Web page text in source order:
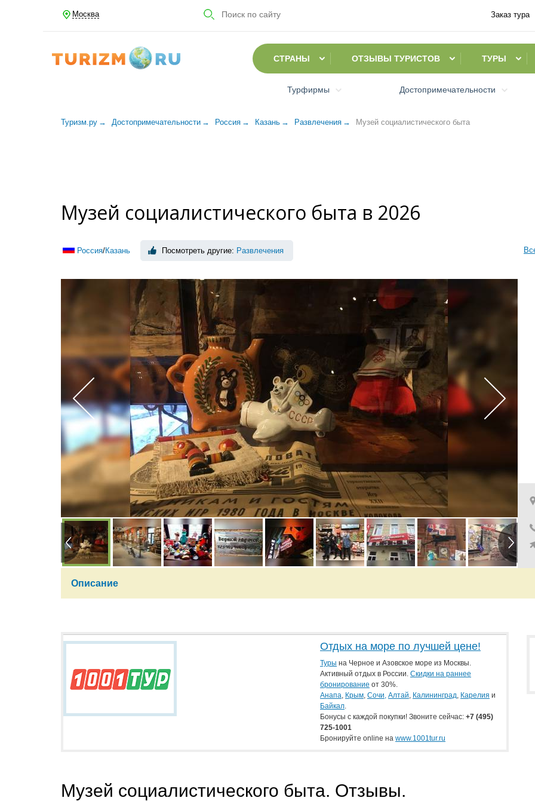
Москва Заказ тура
СТРАНЫ ОТЗЫВЫ ТУРИСТОВ ТУРЫ
Турфирмы Достопримечательности
Туризм.ру Достопримечательности Россия Казань Развлечения Музей социалистического быта
Музей социалистического быта в 2026
Россия/Казань Посмотреть другие: Развлечения
Описание
Отдых на море по лучшей цене!
Туры на Черное и Азовское море из Москвы.
Активный отдых в России. Скидки на раннее
бронирование от 30%.
Анапа, Крым, Сочи, Алтай, Калининград, Карелия и
Байкал.
Бонусы с каждой покупки! Звоните сейчас: +7 (495)
725-1001
Бронируйте online на www.1001tur.ru
Музей социалистического быта. Отзывы.